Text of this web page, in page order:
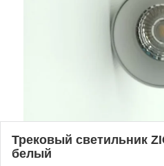
Трековый светильник
белый